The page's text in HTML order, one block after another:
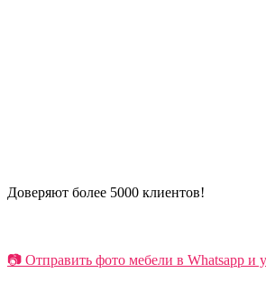
Доверяют более 5000 клиентов!
📷 Отправить фото мебели в Whatsapp и